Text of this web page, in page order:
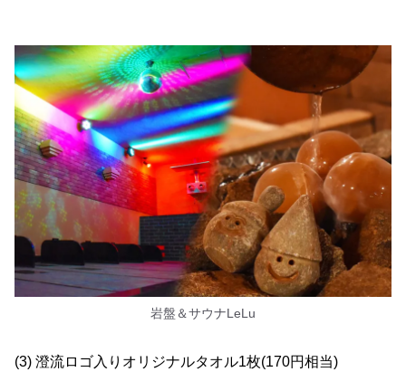
岩盤＆サウナLeLu
(3) 澄流ロゴ入りオリジナルタオル1枚(170円相当)